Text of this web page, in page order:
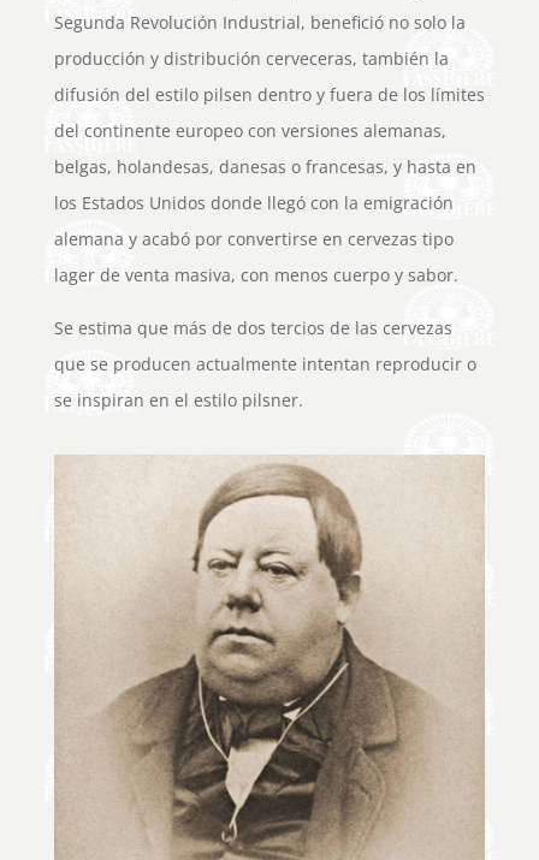
Segunda Revolución Industrial, benefició no solo la
producción y distribución cerveceras, también la
difusión del estilo pilsen dentro y fuera de los límites
del continente europeo con versiones alemanas,
belgas, holandesas, danesas o francesas, y hasta en
los Estados Unidos donde llegó con la emigración
alemana y acabó por convertirse en cervezas tipo
lager de venta masiva, con menos cuerpo y sabor.
Se estima que más de dos tercios de las cervezas
que se producen actualmente intentan reproducir o
se inspiran en el estilo pilsner.